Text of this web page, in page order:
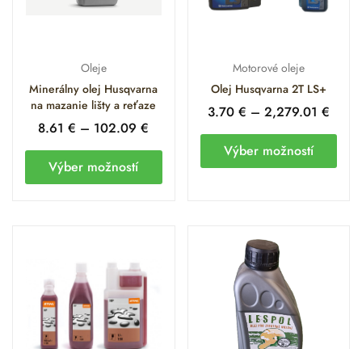
Oleje
Minerálny olej Husqvarna
na mazanie lišty a reťaze
8.61€ – 102.09€
Výber možností
Motorové oleje
Olej Husqvarna 2T LS+
3.70 € – 2,279.01 €
Výber možností